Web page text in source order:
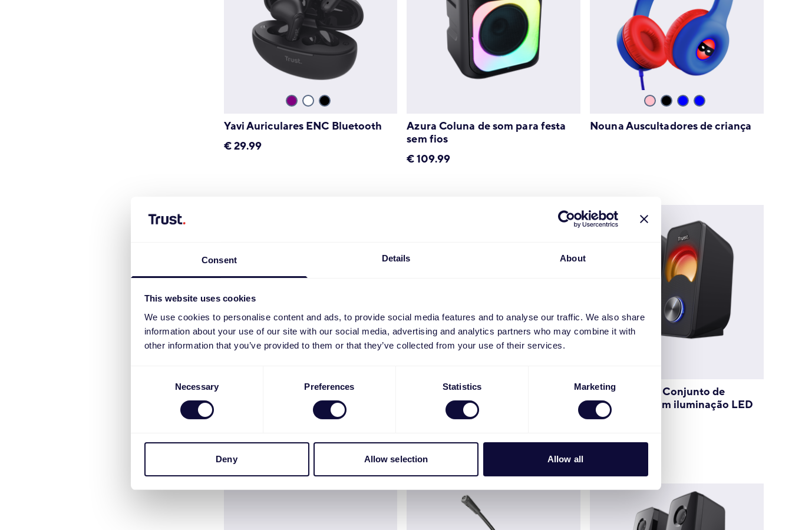
Consent Details About
This website uses cookies
We use cookies to personalise content and ads, to provide social media features and to analyse our traffic. We also share
information about your use of our site with our social media, advertising and analytics partners who may combine it with
other information that you’ve provided to them or that they’ve collected from your use of their services.
Necessary Preferences Statistics Marketing
Deny Allow selection Allow all
Yavi Auriculares ENC Bluetooth
€29.99
Azura Coluna de som para festa
sem fios
€109.99
Nouna Auscultadores de criança
Polo Conjunto de colunas 2.0
Yuri Conjunto de colunas 2.1 com
Subwoofer
Arys Compact Conjunto de
colunas 2.0 com iluminação LED
RGB